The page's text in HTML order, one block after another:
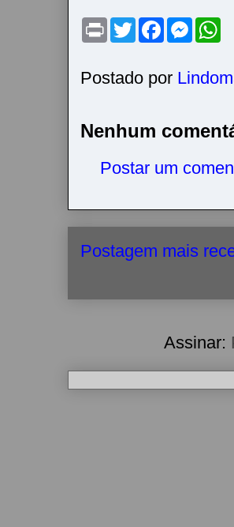
P
t
T
w
t
e
F
a
b
o
M
e
e
n
r
s
A
Postado por
Nenhum
Postar um
Postagem mais
Assinar: